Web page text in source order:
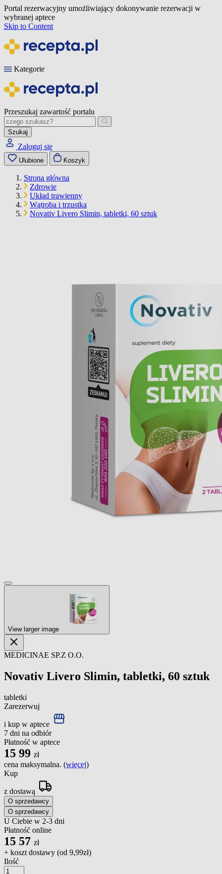
Portal rezerwacyjny umożliwiający dokonywanie rezerwacji w
wybranej aptece
Skip to Content
Kategorie
Przeszukaj zawartość portalu
Szukaj
Zaloguj się
Ulubione Koszyk
Strona główna
Zdrowie
Układ trawienny
Wątroba i trzustka
Novativ Livero Slimin, tabletki, 60 sztuk
View larger image
MEDICINAE SP.Z O.O.
Novativ Livero Slimin, tabletki, 60 sztuk
tabletki
Zarezerwuj
i kup w aptece
7 dni na odbiór
Płatność w aptece
15 99 zł
cena maksymalna. (więcej)
Kup
z dostawą
O sprzedawcy
O sprzedawcy
U Ciebie w 2-3 dni
Płatność online
15 57 zł
+ koszt dostawy (od 9,99zł)
Ilość